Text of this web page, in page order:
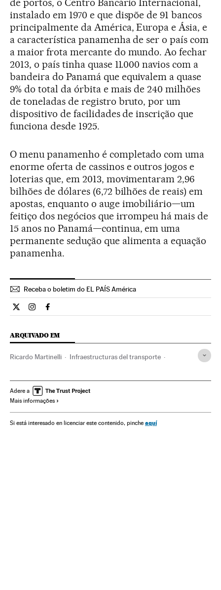
instalado em 1970 e que dispõe de 91 bancos
principalmente da América, Europa e Ásia, e
a característica panamenha de ser o país com
a maior frota mercante do mundo. Ao fechar
2013, o país tinha quase 11.000 navios com a
bandeira do Panamá que equivalem a quase
9% do total da órbita e mais de 240 milhões
de toneladas de registro bruto, por um
dispositivo de facilidades de inscrição que
funciona desde 1925.
O menu panamenho é completado com uma
enorme oferta de cassinos e outros jogos e
loterias que, em 2013, movimentaram 2,96
bilhões de dólares (6,72 bilhões de reais) em
apostas, enquanto o auge imobiliário—um
feitiço dos negócios que irrompeu há mais de
15 anos no Panamá—continua, em uma
permanente sedução que alimenta a equação
panamenha.
Receba o boletim do EL PAÍS América
Internacional El País Brasil en Twitter
Internacional El País Brasil en Instagram
Internacional El País Brasil en Facebook
ARQUIVADO EM
Ricardo Martinelli Infraestructuras del transporte
Transporte ferroviário América Latina
Adere a
Mais informações
Si está interesado en licenciar este contenido, pinche aquí